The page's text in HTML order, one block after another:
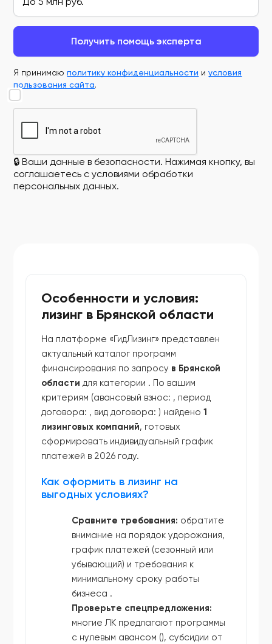
Получить помощь эксперта
Я принимаюполитику конфиденциальности иусловия
пользования сайта.
🔒 Ваши данные в безопасности. Нажимая кнопку, вы
соглашаетесь с условиями обработки
персональных данных.
Особенности и условия:
лизинг в Брянской области
На платформе «ГидЛизинг» представлен
актуальный каталог программ
финансирования по запросу в Брянской
области для категории . По вашим
критериям (авансовый взнос: , период
договора: , вид договора:) найдено1
лизинговых компаний, готовых
сформировать индивидуальный график
платежей в 2026 году.
Как оформить в лизинг на
выгодных условиях?
Сравните требования: обратите
внимание на порядок удорожания,
график платежей (сезонный или
убывающий) и требования к
минимальному сроку работы
бизнеса .
Проверьте спецпредложения:
многие ЛК предлагают программы
с нулевым авансом (), субсидии от